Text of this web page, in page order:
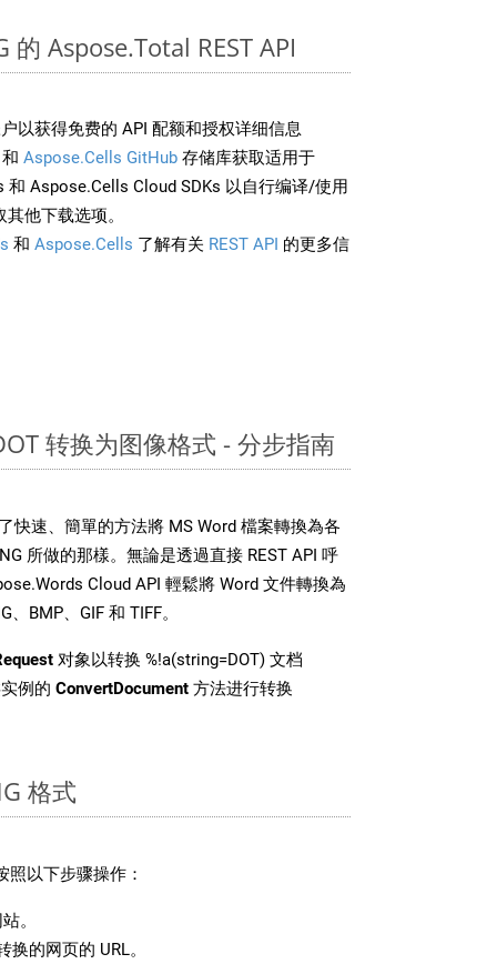
Aspose.Total REST API
以获得免费的 API 配额和授权详细信息
和 Aspose.Cells GitHub 存储库获取适用于
和 Aspose.Cells Cloud SDKs 以自行编译/使用
其他下载选项。
和 Aspose.Cells 了解有关 REST API 的更多信
转换为图像格式 - 分步指南
快速、簡單的方法將 MS Word 檔案轉換為各
所做的那樣。無論是透過直接 REST API 呼
Cloud API 輕鬆將 Word 文件轉換為
BMP、GIF 和 TIFF。
对象以转换 %!a(string=DOT) 文档
例的 ConvertDocument 方法进行转换
格式
照以下步骤操作：
。
的网页的 URL。